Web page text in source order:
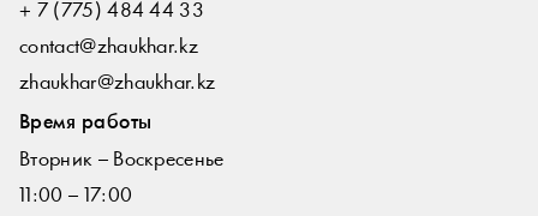
+ 7 (775) 484 44 33
contact@zhaukhar.kz
zhaukhar@zhaukhar.kz
Время работы
Вторник – Воскресенье
11:00 – 17:00